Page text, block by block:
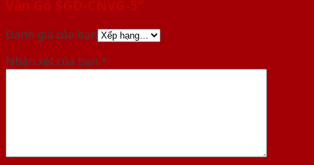
Vân Gỗ SGD-CNVG-5”
Đánh giá của bạn
Nhận xét của bạn *